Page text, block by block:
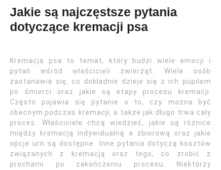
Jakie są najczęstsze pytania
dotyczące kremacji psa
Kremacja psa to temat, który budzi wiele emocji i
pytań wśród właścicieli zwierząt. Wiele osób
zastanawia się, co dokładnie dzieje się z ich pupilem
po śmierci oraz jakie są etapy procesu kremacji.
Często pojawia się pytanie o to, czy można być
obecnym podczas kremacji, a także jak długo trwa cały
proces. Właściciele chcą wiedzieć, jakie są różnice
między kremacją indywidualną a zbiorową oraz jakie
opcje urn są dostępne. Inne pytania dotyczą kosztów
związanych z kremacją oraz tego, co zrobić z
prochami po zakończeniu procesu. Niektórzy